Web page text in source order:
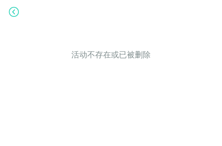
活动不存在或已被删除